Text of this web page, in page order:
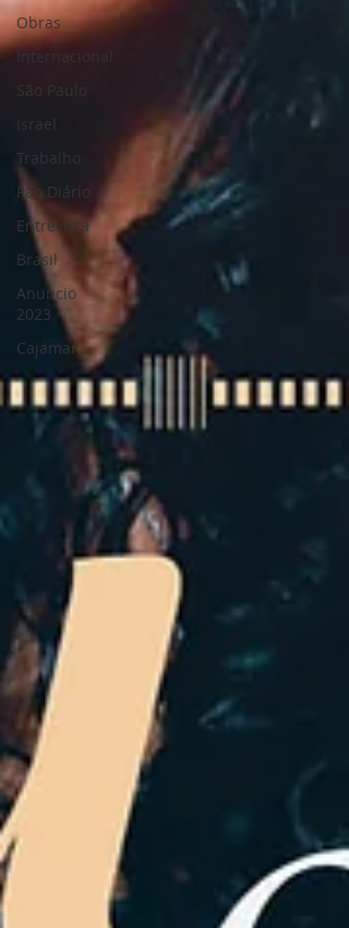
Obras
Internacional
São Paulo
Israel
Trabalho
Pão Diário
Entrevista
Brasil
Anuncio
2023
Cajamar